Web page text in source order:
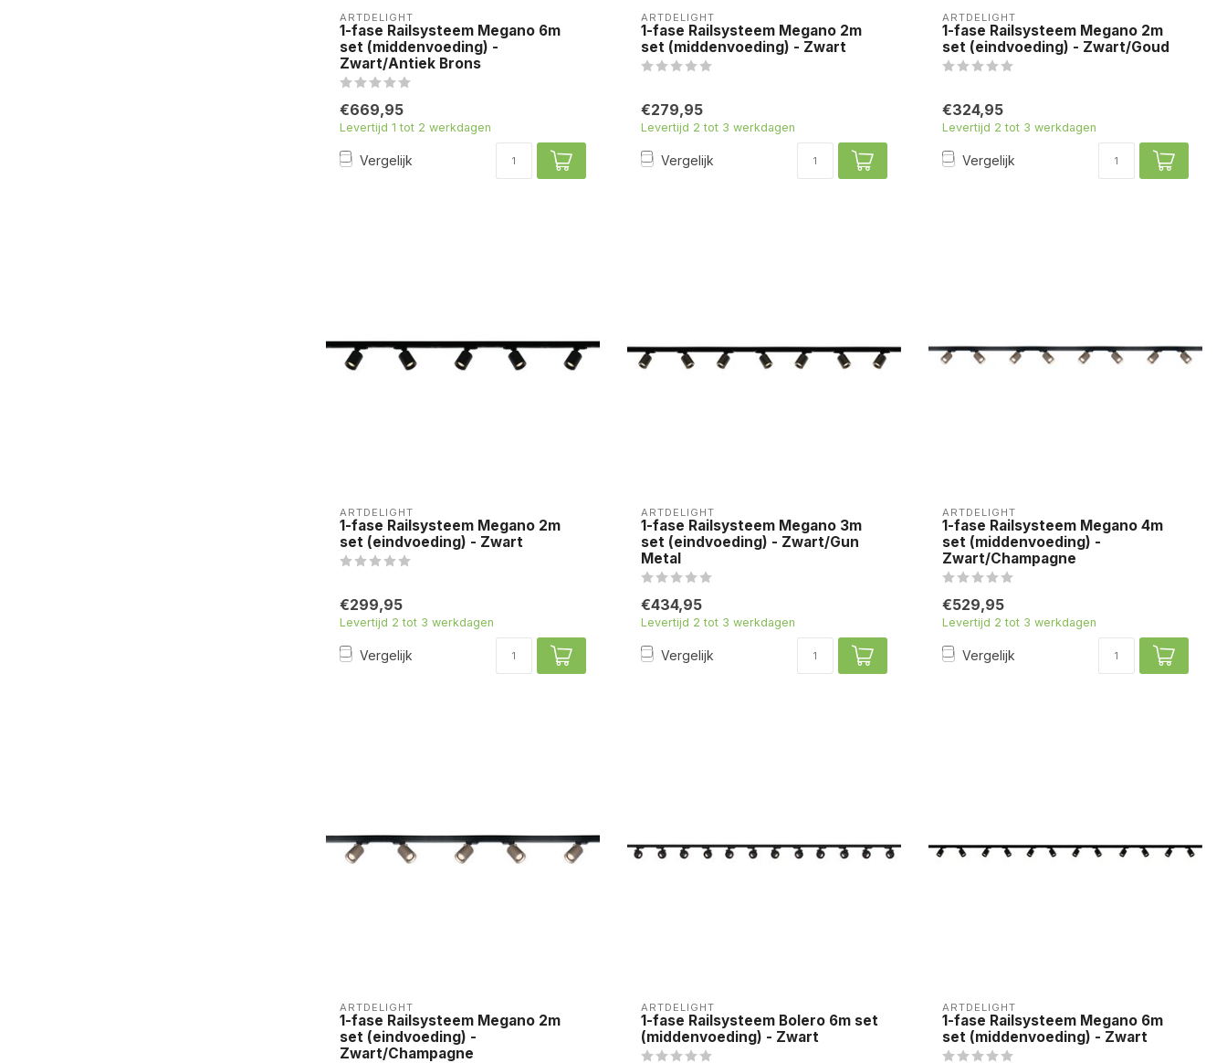
ARTDELIGHT
1-fase Railsysteem Megano 6m
set (middenvoeding) -
Zwart/Antiek Brons
€669,95
Levertijd 1 tot 2 werkdagen
Vergelijk
ARTDELIGHT
1-fase Railsysteem Megano 2m
set (middenvoeding) - Zwart
€279,95
Levertijd 2 tot 3 werkdagen
Vergelijk
ARTDELIGHT
1-fase Railsysteem Megano 2m
set (eindvoeding) - Zwart/Goud
€324,95
Levertijd 2 tot 3 werkdagen
Vergelijk
ARTDELIGHT
1-fase Railsysteem Megano 2m
set (eindvoeding) - Zwart
€299,95
Levertijd 2 tot 3 werkdagen
Vergelijk
ARTDELIGHT
1-fase Railsysteem Megano 3m
set (eindvoeding) - Zwart/Gun
Metal
€434,95
Levertijd 2 tot 3 werkdagen
Vergelijk
ARTDELIGHT
1-fase Railsysteem Megano 4m
set (middenvoeding) -
Zwart/Champagne
€529,95
Levertijd 2 tot 3 werkdagen
Vergelijk
ARTDELIGHT
1-fase Railsysteem Megano 2m
set (eindvoeding) -
Zwart/Champagne
ARTDELIGHT
1-fase Railsysteem Bolero 6m set
(middenvoeding) - Zwart
ARTDELIGHT
1-fase Railsysteem Megano 6m
set (middenvoeding) - Zwart